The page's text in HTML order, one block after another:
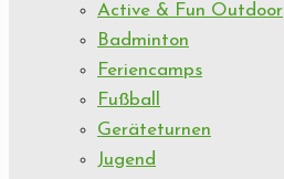
Active & Fun Outdoor
Badminton
Feriencamps
Fußball
Geräteturnen
Jugend